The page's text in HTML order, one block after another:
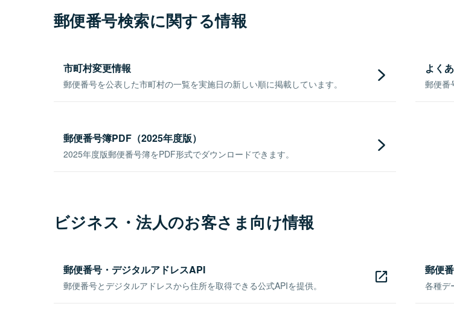
郵便番号検索に関する情報
市町村変更情報
郵便番号を公表した市町村の一覧を実施日の新しい順に掲載しています。
よく
郵便番
郵便番号簿PDF（2025年度版）
2025年度版郵便番号簿をPDF形式でダウンロードできます。
ビジネス・法人のお客さま向け情報
郵便番号・デジタルアドレスAPI
郵便番号とデジタルアドレスから住所を取得できる公式APIを提供。
郵便
各種デ